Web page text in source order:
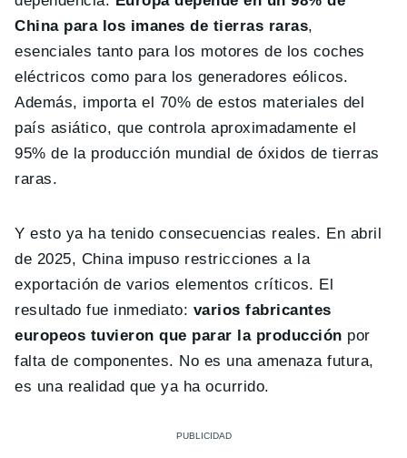
China para los imanes de tierras raras,
esenciales tanto para los motores de los coches
eléctricos como para los generadores eólicos.
Además, importa el 70% de estos materiales del
país asiático, que controla aproximadamente el
95% de la producción mundial de óxidos de tierras
raras.
Y esto ya ha tenido consecuencias reales. En abril
de 2025, China impuso restricciones a la
exportación de varios elementos críticos. El
resultado fue inmediato: varios fabricantes
europeos tuvieron que parar la producción por
falta de componentes. No es una amenaza futura,
es una realidad que ya ha ocurrido.